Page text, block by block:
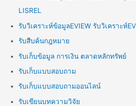
LISREL
รับวิเคราะห์ข้อมูลEVIEW รับวิเคราะห์
รับสืบค้นกฎหมาย
รับเก็บข้อมูล การเงิน ตลาดหลักทรัพย์
รับเก็บแบบสอบถาม
รับเก็บแบบสอบถามออนไลน์
รับเขียนบทความวิจัย